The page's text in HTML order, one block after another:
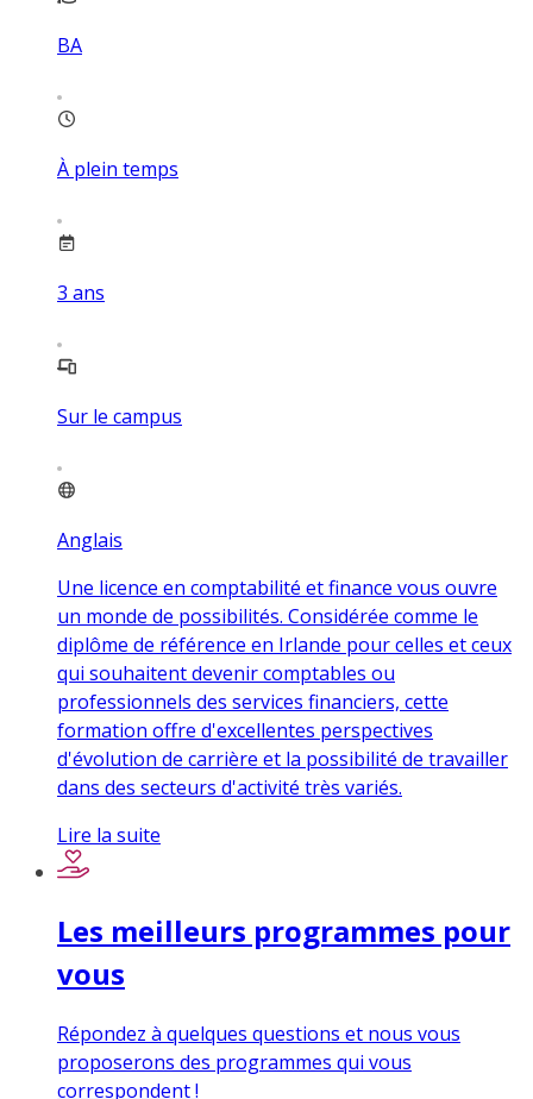
BA
À plein temps
3 ans
Sur le campus
Anglais
Une licence en comptabilité et finance vous ouvre
un monde de possibilités. Considérée comme le
diplôme de référence en Irlande pour celles et ceux
qui souhaitent devenir comptables ou
professionnels des services financiers, cette
formation offre d'excellentes perspectives
d'évolution de carrière et la possibilité de travailler
dans des secteurs d'activité très variés.
Lire la suite
Les meilleurs programmes pour
vous
Répondez à quelques questions et nous vous
proposerons des programmes qui vous
correspondent !